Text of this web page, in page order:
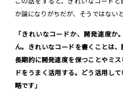
か論になりがちだが、そうではないと
「きれいなコードか、開発速度か
ん。きれいなコードを書くことは、
長期的に開発速度を保つことやミ
ドをうまく活用する。どう活用し
略です」